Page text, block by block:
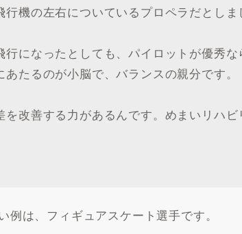
機の左右についているプロペラだとしま
行になったとしても、パイロットが優秀
たるのが小脳で、バランスの親分です。
を改善する力があるんです。めまいリハ
例は、フィギュアスケート選手です。